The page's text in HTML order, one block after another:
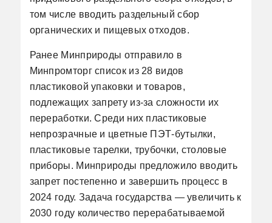
том числе вводить раздельный сбор
органических и пищевых отходов.
Ранее Минприроды отправило в
Минпромторг список из 28 видов
пластиковой упаковки и товаров,
подлежащих запрету из-за сложности их
переработки. Среди них пластиковые
непрозрачные и цветные ПЭТ-бутылки,
пластиковые тарелки, трубочки, столовые
приборы. Минприроды предложило вводить
запрет постепенно и завершить процесс в
2024 году. Задача государства — увеличить к
2030 году количество перерабатываемой